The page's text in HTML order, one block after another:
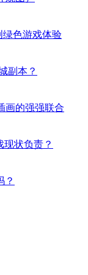
绿色游戏体验
副本？
画的强强联合
状负责？
？